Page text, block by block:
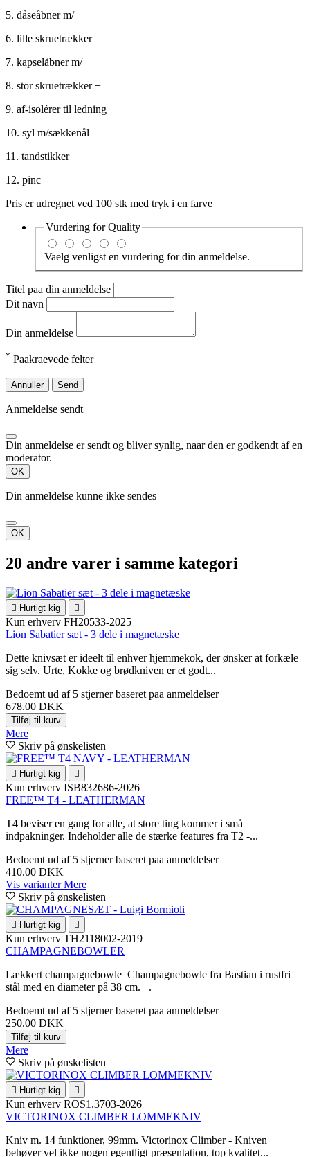
5. dåseåbner m/
6. lille skruetrækker
7. kapselåbner m/
8. stor skruetrækker +
9. af-isolérer til ledning
10. syl m/sækkenål
11. tandstikker
12. pinc
Pris er udregnet ved 100 stk med tryk i en farve
Vurdering forQuality
Vaelg venligst en vurdering for din anmeldelse.
Titel paa din anmeldelse
Dit navn
Din anmeldelse
* Paakraevede felter
Annuller Send
Anmeldelse sendt
Din anmeldelse er sendt og bliver synlig, naar den er godkendt af en
moderator.
OK
Din anmeldelse kunne ikke sendes
OK
20 andre varer i samme kategori
 Hurtigt kig 
Kun erhverv FH20533-2025
Lion Sabatier sæt - 3 dele i magnetæske
Dette knivsæt er ideelt til enhver hjemmekok, der ønsker at forkæle
sig selv. Urte, Kokke og brødkniven er et godt...
Bedoemt ud af 5 stjerner baseret paa anmeldelser
678.00 DKK
Tilføj til kurv
Mere
Skriv på ønskelisten
 Hurtigt kig 
Kun erhverv ISB832686-2026
FREE™ T4 - LEATHERMAN
T4 beviser en gang for alle, at store ting kommer i små
indpakninger. Indeholder alle de stærke features fra T2 -...
Bedoemt ud af 5 stjerner baseret paa anmeldelser
410.00 DKK
Vis varianterMere
Skriv på ønskelisten
 Hurtigt kig 
Kun erhverv TH2118002-2019
CHAMPAGNEBOWLER
Lækkert champagnebowle Champagnebowle fra Bastian i rustfri
stål med en diameter på 38 cm. .
Bedoemt ud af 5 stjerner baseret paa anmeldelser
250.00 DKK
Tilføj til kurv
Mere
Skriv på ønskelisten
 Hurtigt kig 
Kun erhverv ROS1.3703-2026
VICTORINOX CLIMBER LOMMEKNIV
Kniv m. 14 funktioner, 99mm. Victorinox Climber - Kniven
behøver vel ikke nogen egentligt præsentation, top kvalitet...